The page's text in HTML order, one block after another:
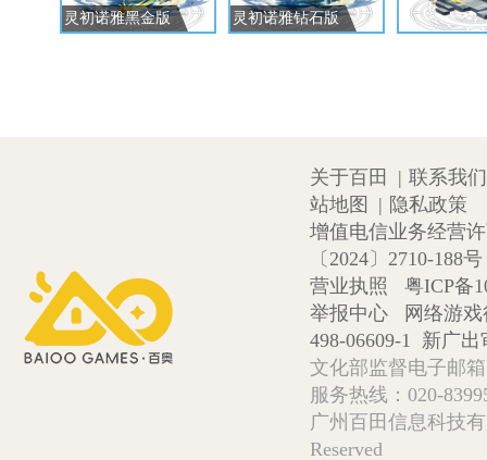
灵初诺雅黑金版 灵初诺雅钻石版
关于百田 | 联系我们
站地图
| 隐私政策
增值电信业务经营
〔2024〕2710-188号
营业执照
粤ICP备
举报中心
网络游
498-06609-1 新广出
文化部监督电子邮
服务热线：020-
广州百田信息科技
Reserved